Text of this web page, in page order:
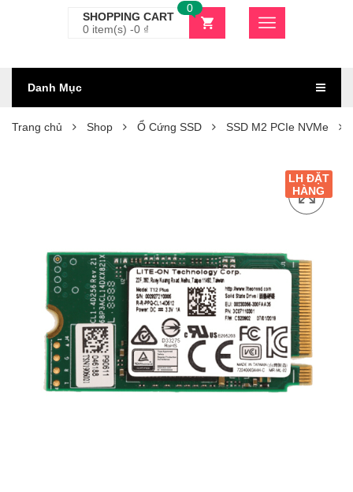
SHOPPING CART
0 item(s) -0 ₫
0
Danh Mục
Trang chủ Shop Ổ Cứng SSD SSD M2 PCIe NVMe
LH ĐẶT
HÀNG